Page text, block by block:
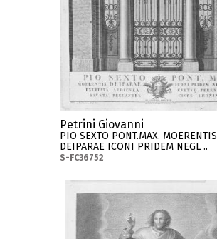
Petrini Giovanni
PIO SEXTO PONT.MAX. MOERENTIS
DEIPARAE ICONI PRIDEM NEGL ..
S-FC36752